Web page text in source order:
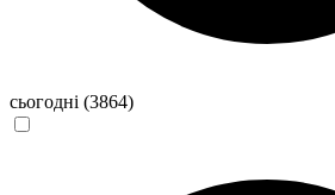
сьогодні (3864)